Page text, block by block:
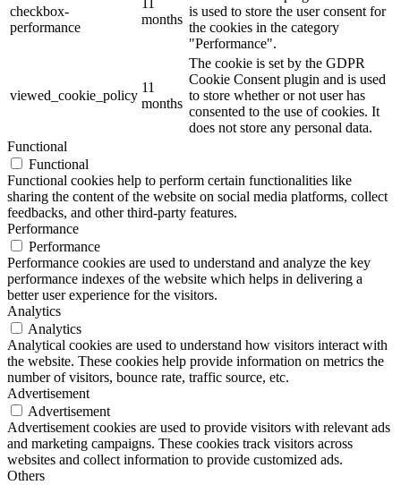
checkbox-
performance
months
is used to store the user consent for
the cookies in the category
"Performance".
viewed_cookie_policy
11
months
The cookie is set by the GDPR
Cookie Consent plugin and is used
to store whether or not user has
consented to the use of cookies. It
does not store any personal data.
Functional
Functional
Functional cookies help to perform certain functionalities like
sharing the content of the website on social media platforms, collect
feedbacks, and other third-party features.
Performance
Performance
Performance cookies are used to understand and analyze the key
performance indexes of the website which helps in delivering a
better user experience for the visitors.
Analytics
Analytics
Analytical cookies are used to understand how visitors interact with
the website. These cookies help provide information on metrics the
number of visitors, bounce rate, traffic source, etc.
Advertisement
Advertisement
Advertisement cookies are used to provide visitors with relevant ads
and marketing campaigns. These cookies track visitors across
websites and collect information to provide customized ads.
Others